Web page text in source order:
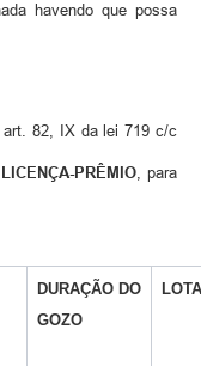
havendo que possa
art. 82, IX da lei 719 c/c
LICENÇA-PRÊMIO, para
DURAÇÃO DO
GOZO